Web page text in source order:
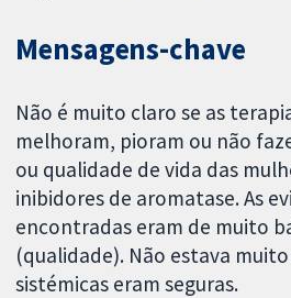
Mensagens-chave
Não é muito claro se as
melhoram, pioram ou não
ou qualidade de vida das
inibidores de aromatase. As
encontradas eram de muito
(qualidade). Não estava
sistémicas eram seguras.